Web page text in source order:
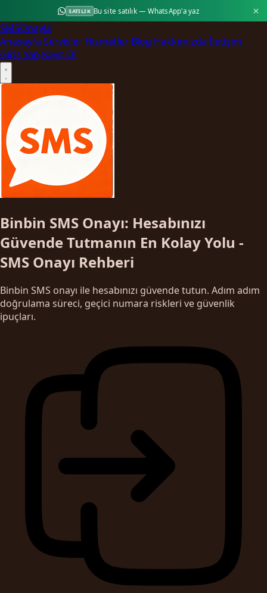
SATILIK Bu site satılık — WhatsApp'a yaz
SMSOnayla
Anasayfa Servisler Hizmetler Blog Hakkımızda İletişim
Giriş Yap Kayıt Ol
Binbin SMS Onayı: Hesabınızı
Güvende Tutmanın En Kolay Yolu -
SMS Onayı Rehberi
Binbin SMS onayı ile hesabınızı güvende tutun. Adım adım
doğrulama süreci, geçici numara riskleri ve güvenlik
ipuçları.